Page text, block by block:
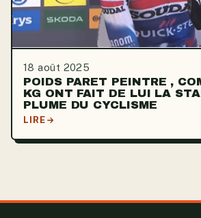
18 août 2025
POIDS PARET PEINTRE ,
KG ONT FAIT DE LUI LA
PLUME DU CYCLISME
LIRE